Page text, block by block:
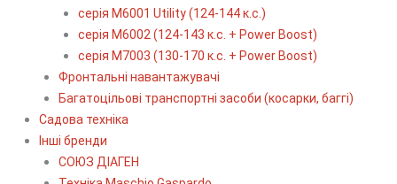
серія M6001 Utility (124-144 к.с.)
серія М6002 (124-143 к.с. + Power Boost)
серія М7003 (130-170 к.с. + Power Boost)
Фронтальні навантажувачі
Багатоцільові транспортні засоби (косарки, баггі)
Садова техніка
Інші бренди
СОЮЗ ДІАГЕН